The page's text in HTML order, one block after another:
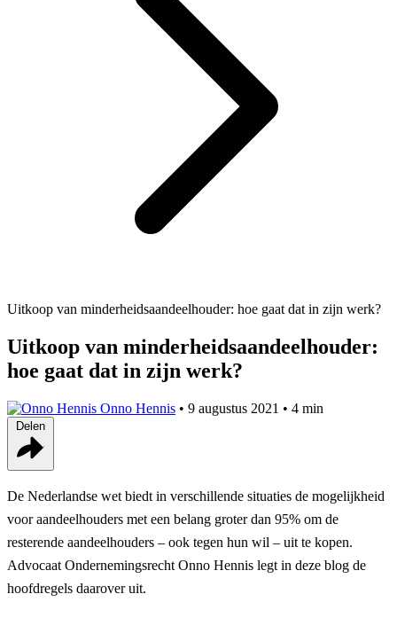
Uitkoop van minderheidsaandeelhouder: hoe gaat dat in zijn werk?
Uitkoop van minderheidsaandeelhouder:
hoe gaat dat in zijn werk?
Onno Hennis • 9 augustus 2021 • 4 min
De Nederlandse wet biedt in verschillende situaties de mogelijkheid
voor aandeelhouders met een belang groter dan 95% om de
resterende aandeelhouders – ook tegen hun wil – uit te kopen.
Advocaat Ondernemingsrecht Onno Hennis legt in deze blog de
hoofdregels daarover uit.